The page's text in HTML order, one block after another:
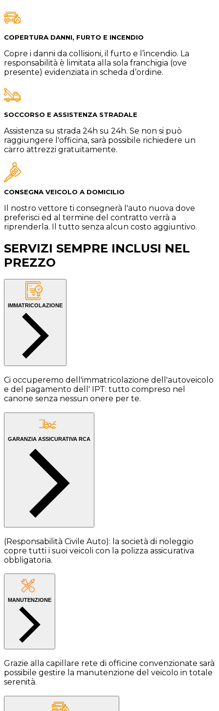
COPERTURA DANNI, FURTO E INCENDIO
Copre i danni da collisioni, il furto e l’incendio. La
responsabilità è limitata alla sola franchigia (ove
presente) evidenziata in scheda d’ordine.
SOCCORSO E ASSISTENZA STRADALE
Assistenza su strada 24h su 24h. Se non si può
raggiungere l'officina, sarà possibile richiedere un
carro attrezzi gratuitamente.
CONSEGNA VEICOLO A DOMICILIO
Il nostro vettore ti consegnerà l'auto nuova dove
preferisci ed al termine del contratto verrà a
riprenderla. Il tutto senza alcun costo aggiuntivo.
SERVIZI SEMPRE INCLUSI NEL
PREZZO
IMMATRICOLAZIONE
Ci occuperemo dell'immatricolazione dell'autoveicolo
e del pagamento dell' IPT: tutto compreso nel
canone senza nessun onere per te.
GARANZIA ASSICURATIVA RCA
(Responsabilità Civile Auto): la società di noleggio
copre tutti i suoi veicoli con la polizza assicurativa
obbligatoria.
MANUTENZIONE
Grazie alla capillare rete di officine convenzionate sarà
possibile gestire la manutenzione del veicolo in totale
serenità.